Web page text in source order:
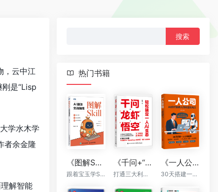
，云中江
是“Lisp
学水木学
者余金隆
解智能
热门书籍
《图解Skill：AI提效实战指南》
跟着宝玉学Skill，让你的AI自动出活
《千问+“龙虾”+“悟空”：轻松搞定一人AI生态》
打通三大利器，千问提示词，OpenClaw自动执行，“悟空”全能落地
《一人公司：AI时代普通人的财富新风口》
30天搭建一人公司框架